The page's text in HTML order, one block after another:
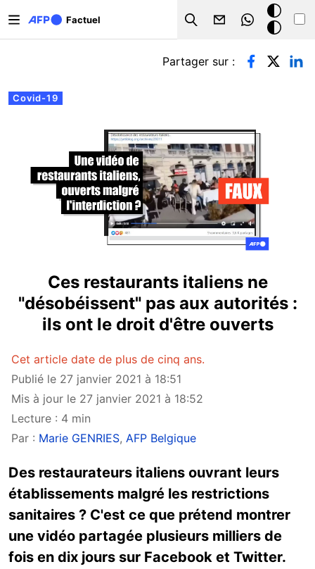
Factuel
Search
Mode
sombre
Onglets principaux
Covid-19
Partager sur :
Ces restaurants italiens ne
"désobéissent" pas aux autorités :
ils ont le droit d'être ouverts
Cet article date de plus de cinq ans.
Publié le 27 janvier 2021 à 18:51
Mis à jour le 27 janvier 2021 à 18:52
Lecture : 4 min
Par : Marie GENRIES, AFP Belgique
Des restaurateurs italiens ouvrant leurs
établissements malgré les restrictions
sanitaires ? C'est ce que prétend montrer
une vidéo partagée plusieurs milliers de
fois en dix jours sur Facebook et Twitter.